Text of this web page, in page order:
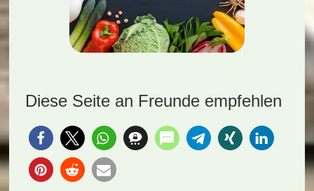
Diese Seite an Freunde empfehlen